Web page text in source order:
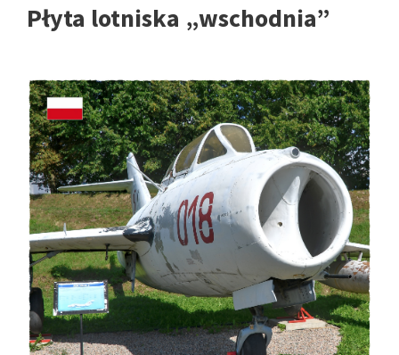
Płyta lotniska „wschodnia”